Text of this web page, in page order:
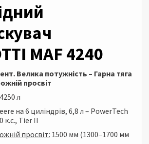
MAF 4240
Велика потужність – Гарна тяга
просвіт
4250 л
на 6 циліндрів, 6,8 л – PowerTech
к.с., Tier II
просвіт: 1500 мм (1300–1700 мм